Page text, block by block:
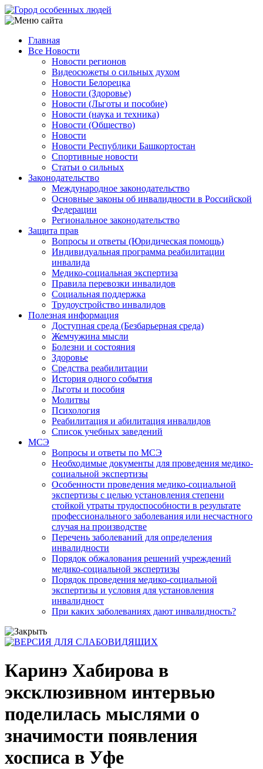
Перейти
к
содержанию
Main
navigation
Главная
Все Новости
Новости регионов
Видеосюжеты о сильных духом
Новости Белорецка
Новости (Здоровье)
Новости (Льготы и пособие)
Новости (наука и техника)
Новости (Общество)
Новости
Новости Республики Башкортостан
Спортивные новости
Статьи о сильных
Законодательство
Международное законодательство
Основные законы об инвалидности в Российской
Федерации
Региональное законодательство
Защита прав
Вопросы и ответы (Юридическая помощь)
Индивидуальная программа реабилитации
инвалида
Медико-социальная экспертиза
Правила перевозки инвалидов
Социальная поддержка
Трудоустройство инвалидов
Полезная информация
Доступная среда (Безбарьерная среда)
Жемчужина мысли
Болезни и состояния
Здоровье
Средства реабилитации
История одного события
Льготы и пособия
Молитвы
Психология
Реабилитация и абилитация инвалидов
Список учебных заведений
МСЭ
Вопросы и ответы по МСЭ
Необходимые документы для проведения медико-
социальной экспертизы
Особенности проведения медико-социальной
экспертизы с целью установления степени
стойкой утраты трудоспособности в результате
профессионального заболевания или несчастного
случая на производстве
Перечень заболеваний для определения
инвалидности
Порядок обжалования решений учреждений
медико-социальной экспертизы
Порядок проведения медико-социальной
экспертизы и условия для установления
инвалидност
При каких заболеваниях дают инвалидность?
Каринэ Хабирова в
эксклюзивном интервью
поделилась мыслями о
значимости появления
хосписа в Уфе